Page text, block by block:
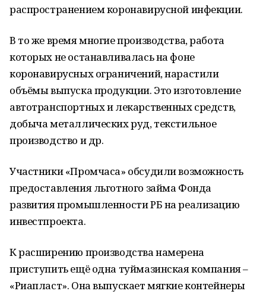
распространением коронавирусной инфекции.
В то же время многие производства, работа
которых не останавливалась на фоне
коронавирусных ограничений, нарастили
объёмы выпуска продукции. Это изготовление
автотранспортных и лекарственных средств,
добыча металлических руд, текстильное
производство и др.
Участники «Промчаса» обсудили возможность
предоставления льготного займа Фонда
развития промышленности РБ на реализацию
инвестпроекта.
К расширению производства намерена
приступить ещё одна туймазинская компания –
«Риапласт». Она выпускает мягкие контейнеры